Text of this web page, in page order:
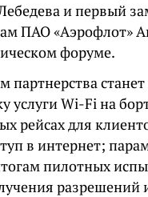
и первый
ПАО «Аэрофлот»
форуме.
услуги Wi-Fi на
рейсах для
в интернет;
пилотных
разрешений